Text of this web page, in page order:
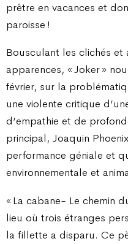
prêtre en vacances et
paroisse !
Bousculant les clichés
apparences, « Joker »
février, sur la
une violente critique
d’empathie et de
principal, Joaquin
performance géniale et
environnementale et
« La cabane- Le chemin
lieu où trois étranges
la fillette a disparu. Ce